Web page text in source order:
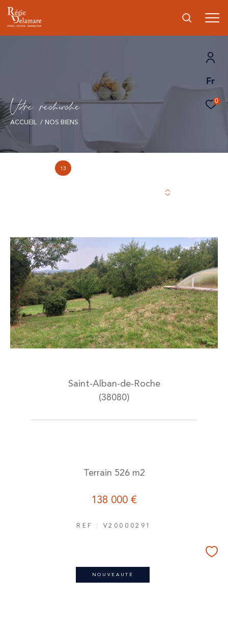
Fr
0
Vore recece
ACCUEIL NOS BIENS
13
Saint-Alban-de-Roche
(38080)
Terrain 526 m2
138 000 €
REF : V20000291
NOUVEAUTÉ